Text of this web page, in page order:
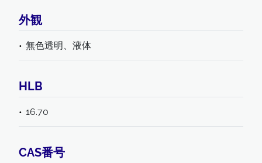
外観
無色透明、液体
HLB
16.70
CAS番号